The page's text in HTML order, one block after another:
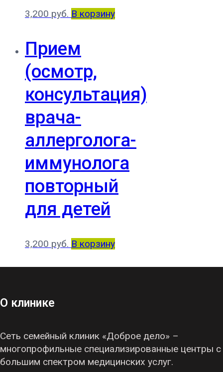
3,200 руб. В корзину
Прием
(осмотр,
консультация)
врача-
аллерголога-
иммунолога
повторный
для детей
3,200 руб. В корзину
О клинике
Сеть семейный клиник «Доброе дело» –
многопрофильные специализированные центры с
большим спектром медицинских услуг.